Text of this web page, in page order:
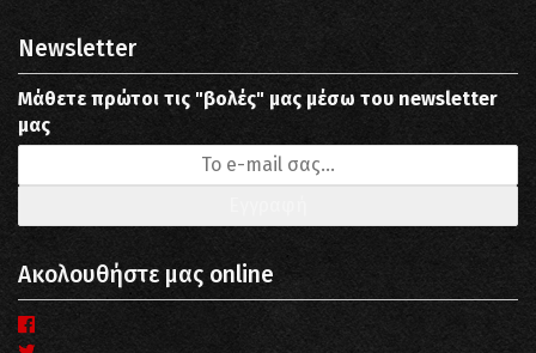
Newsletter
Μάθετε πρώτοι τις "βολές" μας μέσω του newsletter
μας
Ακολουθήστε μας online